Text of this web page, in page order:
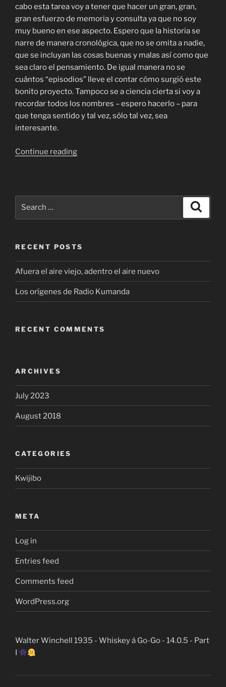
cabo esta tarea voy a tener que hacer un gran, gran,
gran esfuerzo de memoria y consulta ya que no soy
muy bueno en ese aspecto. Espero que la historia se
narre de manera cronológica, que no se omita a nadie,
que se incluyan las cosas buenas y malas así como que
sea claro el pensamiento. De igual manera no se
cuántos “episodios” lleve el contar cómo surgió este
bonito proyecto. Tampoco se a ciencia cierta si voy a
recordar todos los nombres – espero hacerlo – para
que tenga sentido y tal vez, sólo tal vez, sea
interesante.
Continue reading“Los
RECENT POSTS
Afuera el aire viejo, adentro el aire nuevo
Los orígenes de Radio Kumanda
RECENT COMMENTS
ARCHIVES
July 2023
August 2018
CATEGORIES
Kwijibo
META
Log in
Entries feed
Comments feed
WordPress.org
Walter Winchell 1935 - Whiskey á Go-Go - 14.0.5 - Part
I